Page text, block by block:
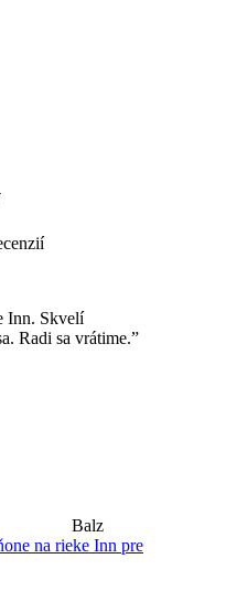
Inn. Skvelí
Radi sa vrátime.”
Balz
na rieke Inn pre